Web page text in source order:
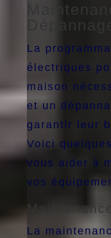
Dépannage
La
électriques
maison
et un
garantir leur
Voici
vous aider à
vos
La